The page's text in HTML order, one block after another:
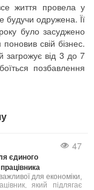
життя провела у
будучи одружена. Її
було засуджено
свій бізнес.
загрожує від 3 до 7
позбавлення
47
єдиного
для економіки,
який підлягає